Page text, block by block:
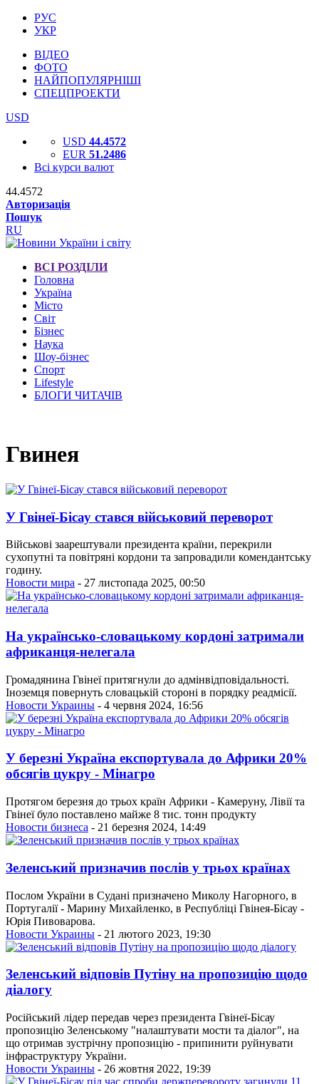
РУС
УКР
ВІДЕО
ФОТО
НАЙПОПУЛЯРНІШІ
СПЕЦПРОЕКТИ
USD
USD 44.4572
EUR 51.2486
Всі курси валют
44.4572
Авторизація
Пошук
RU
ВСІ РОЗДІЛИ
Головна
Україна
Місто
Світ
Бізнес
Наука
Шоу-бізнес
Спорт
Lifestyle
БЛОГИ ЧИТАЧІВ
Гвинея
У Гвінеї-Бісау стався військовий переворот
Військові заарештували президента країни, перекрили
сухопутні та повітряні кордони та запровадили комендантську
годину.
Новости мира - 27 листопада 2025, 00:50
На українсько-словацькому кордоні затримали
африканця-нелегала
Громадянина Гвінеї притягнули до адмінвідповідальності.
Іноземця повернуть словацькій стороні в порядку реадмісії.
Новости Украины - 4 червня 2024, 16:56
У березні Україна експортувала до Африки 20%
обсягів цукру - Мінагро
Протягом березня до трьох країн Африки - Камеруну, Лівії та
Гвінеї було поставлено майже 8 тис. тонн продукту
Новости бизнеса - 21 березня 2024, 14:49
Зеленський призначив послів у трьох країнах
Послом України в Судані призначено Миколу Нагорного, в
Португалії - Марину Михайленко, в Республіці Гвінея-Бісау -
Юрія Пивоварова.
Новости Украины - 21 лютого 2023, 19:30
Зеленський відповів Путіну на пропозицію щодо
діалогу
Російський лідер передав через президента Гвінеї-Бісау
пропозицію Зеленському "налаштувати мости та діалог", на
що отримав зустрічну пропозицію - припинити руйнувати
інфраструктуру України.
Новости Украины - 26 жовтня 2022, 19:39